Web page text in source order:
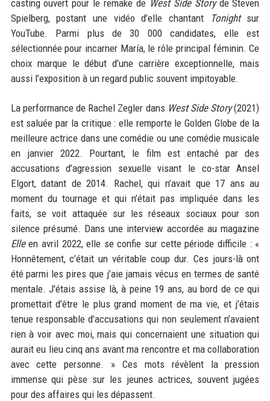
casting ouvert pour le remake de West Side Storyde Steven
Spielberg, postant une vidéo d’elle chantant
Tonightsur
YouTube. Parmi plus de 30 000 candidates, elle est
sélectionnée pour incarner María, le rôle principal féminin. Ce
choix marque le début d’une carrière exceptionnelle, mais
aussi l’exposition à un regard public souvent impitoyable.
La performance de Rachel Zegler dans West Side Story(2021)
est saluée par la critique : elle remporte le Golden Globe de la
meilleure actrice dans une comédie ou une comédie musicale
en janvier 2022. Pourtant, le film est entaché par des
accusations d’agression sexuelle visant le co-star Ansel
Elgort, datant de 2014. Rachel, qui n’avait que 17 ans au
moment du tournage et qui n’était pas impliquée dans les
faits, se voit attaquée sur les réseaux sociaux pour son
silence présumé. Dans une interview accordée au magazine
Elleen avril 2022, elle se confie sur cette période difficile : «
Honnêtement, c’était un véritable coup dur. Ces jours-là ont
été parmi les pires que j’aie jamais vécus en termes de santé
mentale. J’étais assise là, à peine 19 ans, au bord de ce qui
promettait d’être le plus grand moment de ma vie, et j’étais
tenue responsable d’accusations qui non seulement n’avaient
rien à voir avec moi, mais qui concernaient une situation qui
aurait eu lieu cinq ans avant ma rencontre et ma collaboration
avec cette personne. » Ces mots révèlent la pression
immense qui pèse sur les jeunes actrices, souvent jugées
pour des affaires qui les dépassent.